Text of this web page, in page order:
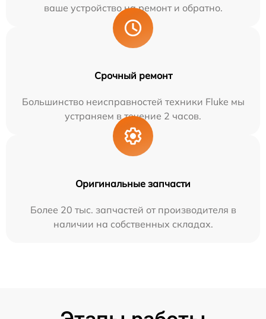
ваше устройство на ремонт и обратно.
Срочный ремонт
Большинство неисправностей техники Fluke мы
устраняем в течение 2 часов.
Оригинальные запчасти
Более 20 тыс. запчастей от производителя в
наличии на собственных складах.